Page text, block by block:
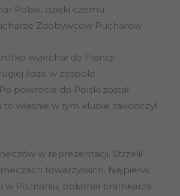
Polski, dzięki czemu
Zdobywców Pucharów.
wyjechał do Francji.
lidze w zespole
powrocie do Polski został
to właśnie w tym klubie zakończył
w reprezentacji. Strzelił
towarzyskich. Najpierw,
w Poznaniu, pokonał bramkarza